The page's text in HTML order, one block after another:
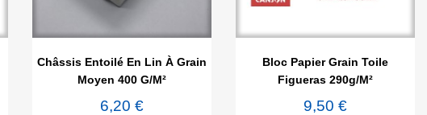
 Aperçu rapide
Châssis Entoilé En Lin À Grain
Moyen 400 G/m²
6,20 €

Bloc Papier Grain Toile
Figueras 290g/m²
9,50 €